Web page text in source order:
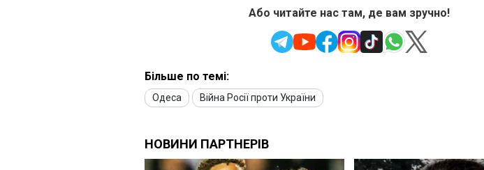
Або читайте нас там, де вам зручно!
Більше по темі:
Одеса Війна Росії проти України